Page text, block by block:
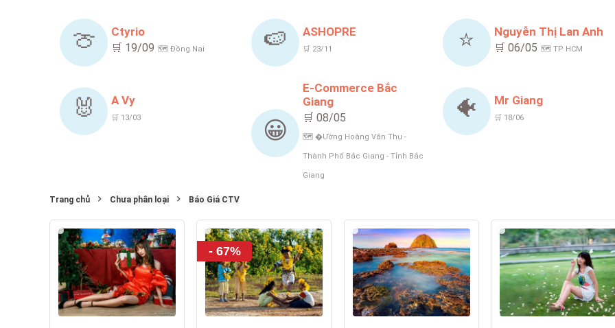
🍈 Ctyrio
🛒 19/09 🗺️ Đồng Nai 🍉 ASHOPRE
🛒 23/11 ⭐ Nguyễn Thị Lan Anh
🛒 06/05 🗺️ TP HCM
🐰 A Vy
🛒 13/03 😀
E-Commerce Bắc
Giang
🛒 08/05
🗺️ �ường Hoàng Văn Thụ -
Thành Phố Bắc Giang - Tỉnh Bắc
Giang
🐠 Mr Giang
🛒 18/06
Trang chủ Chưa phân loại Báo Giá CTV
- 67%